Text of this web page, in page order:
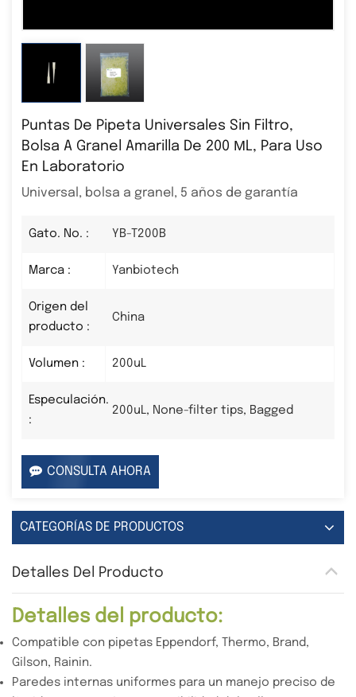
Puntas De Pipeta Universales Sin Filtro,
Bolsa A Granel Amarilla De 200 ΜL, Para Uso
En Laboratorio
Universal, bolsa a granel, 5 años de garantía
Gato. No. : YB-T200B
Marca : Yanbiotech
Origen del
producto :
China
Volumen : 200uL
Especulación.
:
200uL, None-filter tips, Bagged
CONSULTA AHORA
CATEGORÍAS DE PRODUCTOS
Detalles Del Producto
Detalles del producto:
Compatible con pipetas Eppendorf, Thermo, Brand,
Gilson, Rainin.
Paredes internas uniformes para un manejo preciso de